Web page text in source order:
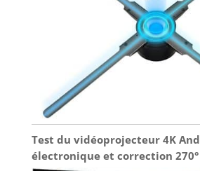
Test du vidéoprojecteur 4K
électronique et correction 270°